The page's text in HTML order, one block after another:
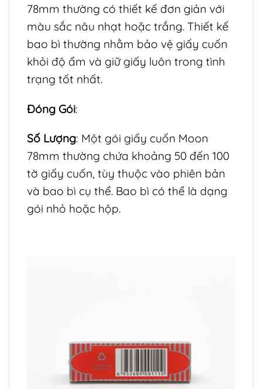
78mm thường có thiết kế đơn giản với
màu sắc nâu nhạt hoặc trắng. Thiết kế
bao bì thường nhằm bảo vệ giấy cuốn
khỏi độ ẩm và giữ giấy luôn trong tình
trạng tốt nhất.
Đóng Gói:
Số Lượng: Một gói giấy cuốn Moon
78mm thường chứa khoảng 50 đến 100
tờ giấy cuốn, tùy thuộc vào phiên bản
và bao bì cụ thể. Bao bì có thể là dạng
gói nhỏ hoặc hộp.